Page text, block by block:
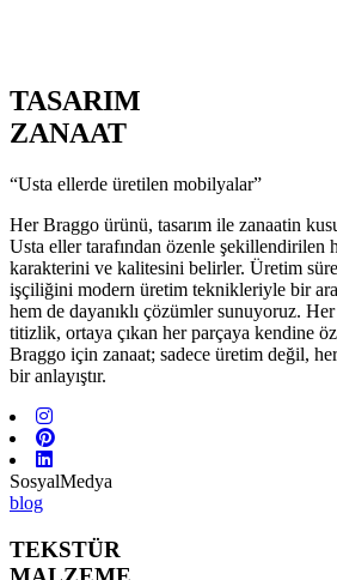
TASARIM
ZANAAT
“Usta ellerde üretilen mobilyalar”
Her Braggo ürünü, tasarım ile zanaatin
Usta eller tarafından özenle şekillendirilen
karakterini ve kalitesini belirler. Üretim
işçiliğini modern üretim teknikleriyle bir
hem de dayanıklı çözümler sunuyoruz.
titizlik, ortaya çıkan her parçaya kendine
Braggo için zanaat; sadece üretim değil,
bir anlayıştır.
SosyalMedya
blog
TEKSTÜR